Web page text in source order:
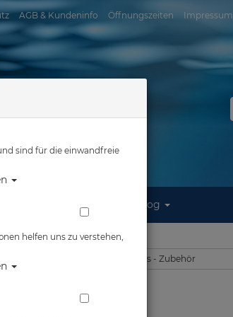
AGB & Kundeninfo Öffnungszeiten Impressum
Reisen Blog
Kit für Schulter und Hüfte
aus: 10704050 - Tech-Jackets - Zubehör
Schulter und Hüfte
sind für die einwandfreie
helfen uns zu verstehen,